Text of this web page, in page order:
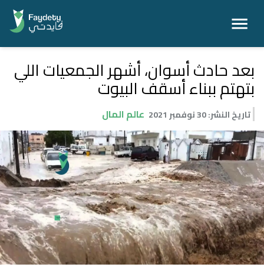
بعد حادث أسوان، أشهر الجمعيات اللي
بتهتم ببناء أسقف البيوت
تاريخ النشر:30 نوفمبر 2021 عالم المال